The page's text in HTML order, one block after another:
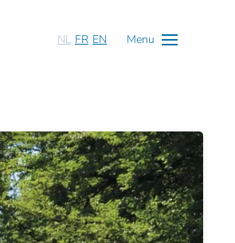
NL FR EN Menu